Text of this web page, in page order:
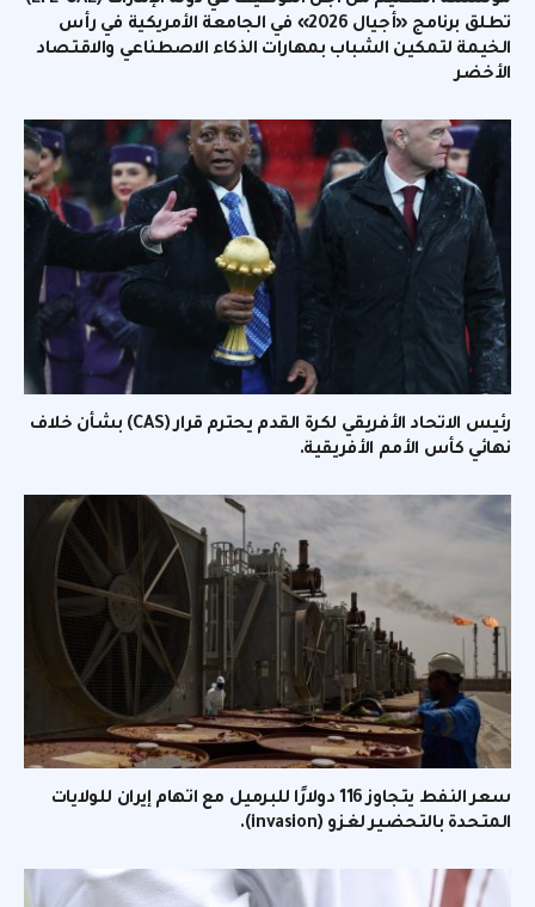
تطلق برنامج «أجيال 2026» في الجامعة الأمريكية في رأس
الخيمة لتمكين الشباب بمهارات الذكاء الاصطناعي والاقتصاد
الأخضر
رئيس الاتحاد الأفريقي لكرة القدم يحترم قرار (CAS) بشأن خلاف
نهائي كأس الأمم الأفريقية.
سعر النفط يتجاوز 116 دولارًا للبرميل مع اتهام إيران للولايات
المتحدة بالتحضير لغزو (invasion).